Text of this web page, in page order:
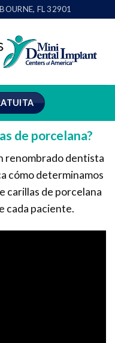
FL 32901
de porcelana?
renombrado dentista
cómo determinamos
carillas de porcelana
cada paciente.